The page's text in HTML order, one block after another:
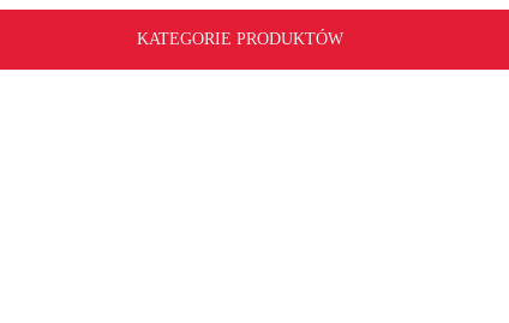
KATEGORIE PRODUKTÓW